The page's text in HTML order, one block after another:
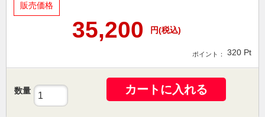
販売価格
35,200 円(税込)
ポイント： 320 Pt
数量 カートに入れる